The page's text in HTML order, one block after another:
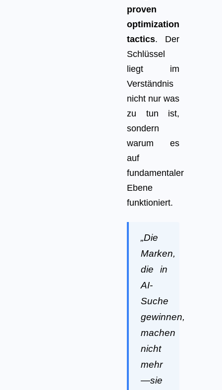
proven
optimization
tactics. Der
Schlüssel
liegt im
Verständnis
nicht nur was
zu tun ist,
sondern
warum es
auf
fundamentaler
Ebene
funktioniert.
„Die
Marken,
die in
AI-
Suche
gewinnen,
machen
nicht
mehr
—sie